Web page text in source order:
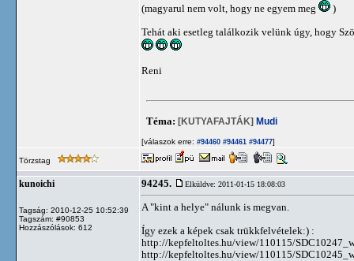
(magyarul nem volt, hogy ne egyem meg
)
Tehát aki esetleg találkozik velünk úgy, hogy
Reni
Téma: [KUTYAFAJTÁK] Mudi
[válaszok erre: #94460 #94461 #94477]
Törzstag
kunoichi
Tagság: 2010-12-25 10:52:39
Tagszám: #90853
Hozzászólások: 612
94245. Elküldve: 2011-01-15 18:08:03
A "kint a helye" nálunk is megvan.
Így ezek a képek csak trükkfelvételek:) :
http://kepfeltoltes.hu/view/110115/
http://kepfeltoltes.hu/view/110115/